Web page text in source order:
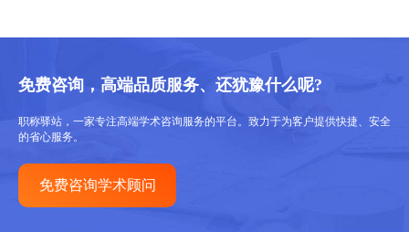
免费咨询，高端品质服务、还犹豫什么呢?
职称驿站，一家专注高端学术咨询服务的平台。致力于为客户提供快捷、安全
的省心服务。
免费咨询学术顾问